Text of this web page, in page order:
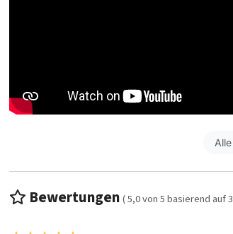
Bewertungen(5,0von5basierend auf3